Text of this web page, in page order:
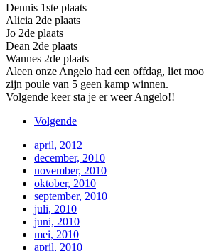
Dennis 1ste plaats
Alicia 2de plaats
Jo 2de plaats
Dean 2de plaats
Wannes 2de plaats
Aleen onze Angelo had een offdag, liet
zijn poule van 5 geen kamp winnen.
Volgende keer sta je er weer Angelo!!
Volgende
april, 2012
december, 2010
november, 2010
oktober, 2010
september, 2010
juli, 2010
juni, 2010
mei, 2010
april, 2010